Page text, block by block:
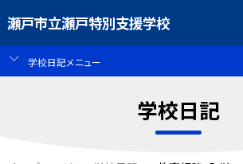
瀬戸市立瀬戸特別支援学校
学校日記メニュー
学校日記